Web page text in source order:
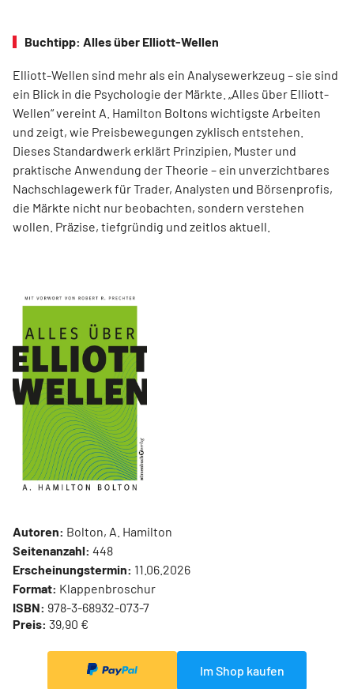
Buchtipp: Alles über Elliott-Wellen
Elliott-Wellen sind mehr als ein Analysewerkzeug – sie sind
ein Blick in die Psychologie der Märkte. „Alles über Elliott-
Wellen“ vereint A. Hamilton Boltons wichtigste Arbeiten
und zeigt, wie Preisbewegungen zyklisch entstehen.
Dieses Standardwerk erklärt Prinzipien, Muster und
praktische Anwendung der Theorie – ein unverzichtbares
Nachschlagewerk für Trader, Analysten und Börsenprofis,
die Märkte nicht nur beobachten, sondern verstehen
wollen. Präzise, tiefgründig und zeitlos aktuell.
Autoren: Bolton, A. Hamilton
Seitenanzahl: 448
Erscheinungstermin: 11.06.2026
Format: Klappenbroschur
ISBN: 978-3-68932-073-7
Preis: 39,90 €
Im Shop kaufen